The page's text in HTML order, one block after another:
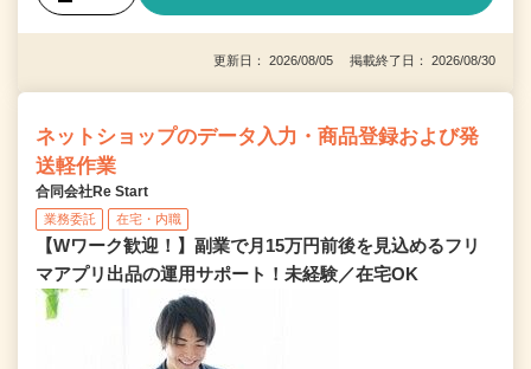
更新日： 2026/08/05 掲載終了日： 2026/08/30
ネットショップのデータ入力・商品登録および発
送軽作業
合同会社Re Start
業務委託 在宅・内職
【Wワーク歓迎！】副業で月15万円前後を見込めるフリ
マアプリ出品の運用サポート！未経験／在宅OK